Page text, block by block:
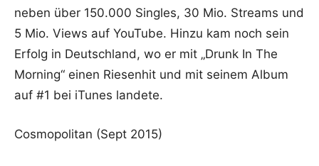
neben über 150.000 Singles, 30 Mio. Streams und
5 Mio. Views auf YouTube. Hinzu kam noch sein
Erfolg in Deutschland, wo er mit „Drunk In The
Morning“ einen Riesenhit und mit seinem Album
auf #1 bei iTunes landete.
Cosmopolitan (Sept 2015)